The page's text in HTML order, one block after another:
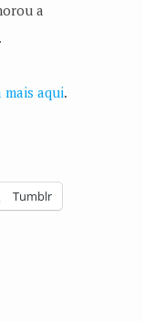
a
mais aqui.
Tumblr